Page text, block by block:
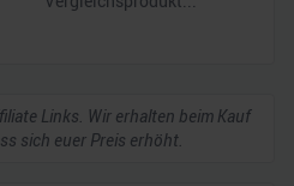
Links. Wir erhalten beim Kauf
sich euer Preis erhöht.